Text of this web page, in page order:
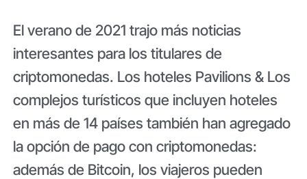
El verano de 2021 trajo más noticias
interesantes para los titulares de
criptomonedas. Los hoteles Pavilions & Los
complejos turísticos que incluyen hoteles
en más de 14 países también han agregado
la opción de pago con criptomonedas:
además de Bitcoin, los viajeros pueden